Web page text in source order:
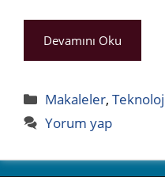
Devamını Oku
Kategoriler
Makaleler,
Yorum yap